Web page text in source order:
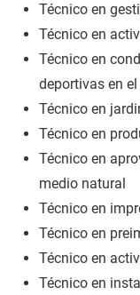
Técnico en
Técnico en
Técnico en
deportivas en
Técnico en
Técnico en
Técnico en
medio natural
Técnico en
Técnico en
Técnico en
Técnico en